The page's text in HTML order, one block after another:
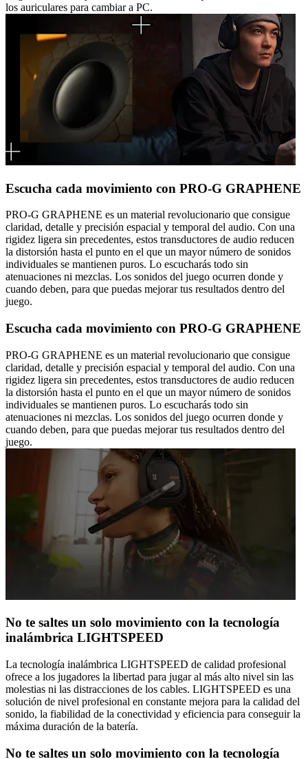
los auriculares para cambiar a PC.
Escucha cada movimiento con PRO-G GRAPHENE
PRO-G GRAPHENE es un material revolucionario que consigue
claridad, detalle y precisión espacial y temporal del audio. Con una
rigidez ligera sin precedentes, estos transductores de audio reducen
la distorsión hasta el punto en el que un mayor número de sonidos
individuales se mantienen puros. Lo escucharás todo sin
atenuaciones ni mezclas. Los sonidos del juego ocurren donde y
cuando deben, para que puedas mejorar tus resultados dentro del
juego.
Escucha cada movimiento con PRO-G GRAPHENE
PRO-G GRAPHENE es un material revolucionario que consigue
claridad, detalle y precisión espacial y temporal del audio. Con una
rigidez ligera sin precedentes, estos transductores de audio reducen
la distorsión hasta el punto en el que un mayor número de sonidos
individuales se mantienen puros. Lo escucharás todo sin
atenuaciones ni mezclas. Los sonidos del juego ocurren donde y
cuando deben, para que puedas mejorar tus resultados dentro del
juego.
No te saltes un solo movimiento con la tecnología
inalámbrica LIGHTSPEED
La tecnología inalámbrica LIGHTSPEED de calidad profesional
ofrece a los jugadores la libertad para jugar al más alto nivel sin las
molestias ni las distracciones de los cables. LIGHTSPEED es una
solución de nivel profesional en constante mejora para la calidad del
sonido, la fiabilidad de la conectividad y eficiencia para conseguir la
máxima duración de la batería.
No te saltes un solo movimiento con la tecnología